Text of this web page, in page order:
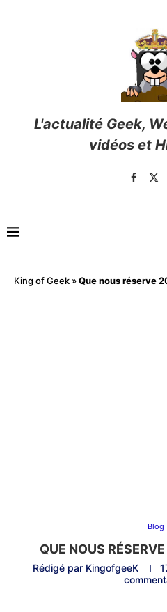
L'actualité Geek,
vidéos et
King of Geek »Que nous réserve
Blog
QUE NOUS
Rédigé par KingofgeeK